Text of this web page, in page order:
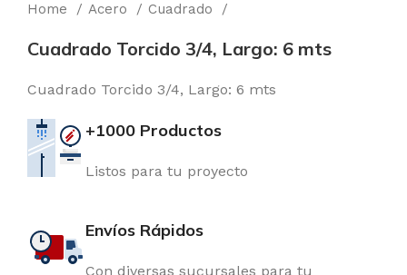
Home Acero Cuadrado
Cuadrado Torcido 3/4, Largo: 6 mts
Cuadrado Torcido 3/4, Largo: 6 mts
+1000 Productos
Listos para tu proyecto
Envíos Rápidos
Con diversas sucursales para tu